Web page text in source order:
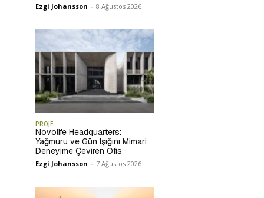
Ezgi Johansson - 8 Ağustos 2026
PROJE
Novolife Headquarters:
Yağmuru ve Gün Işığını Mimari
Deneyime Çeviren Ofis
Ezgi Johansson - 7 Ağustos 2026